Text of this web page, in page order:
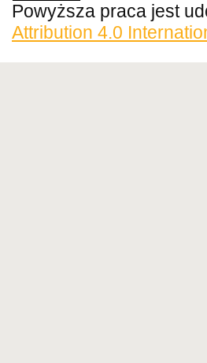
Powyższa praca jest
Attribution 4.0